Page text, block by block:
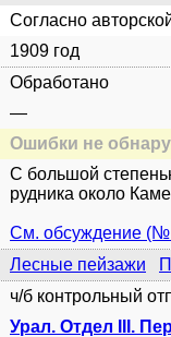
Согласно
1909 год
Обработано
—
Ошибки не
С большой
рудника около
См. обсуждение
Лесные пейзажи
ч/б контрольный
Урал. Отдел III.